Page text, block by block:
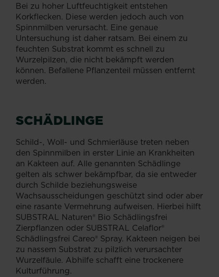
Bei zu hoher Luftfeuchtigkeit entstehen
Korkflecken. Diese werden jedoch auch von
Spinnmilben verursacht. Eine genaue
Untersuchung ist daher ratsam. Bei einem zu
feuchten Substrat kommt es schnell zu
Wurzelpilzen, die nicht bekämpft werden
können. Befallene Pflanzenteil müssen entfernt
werden.
SCHÄDLINGE
Schild-, Woll- und Schmierläuse treten neben
den Spinnmilben in erster Linie an Krankheiten
an Kakteen auf. Alle genannten Schädlinge
gelten als schwer bekämpfbar, da sie entweder
durch Schilde beziehungsweise
Wachsausscheidungen geschützt sind oder aber
eine rasante Vermehrung aufweisen. Hierbei hilft
SUBSTRAL Naturen® Bio Schädlingsfrei
Zierpflanzen oder SUBSTRAL Celaflor®
Schädlingsfrei Careo® Spray. Kakteen neigen bei
zu nassem Substrat zu pilzlich verursachter
Wurzelfäule. Abhilfe schafft eine trockenere
Kulturführung.